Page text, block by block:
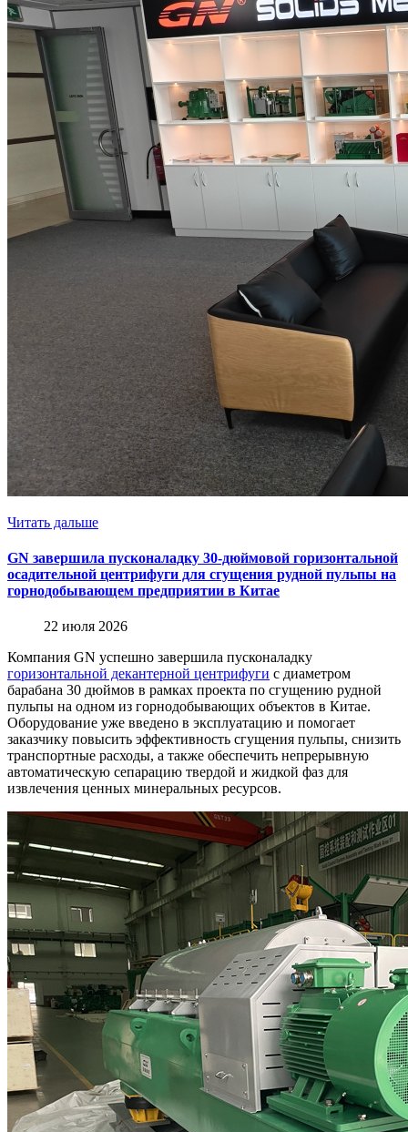
Читать дальше
GN завершила пусконаладку 30-дюймовой горизонтальной
осадительной центрифуги для сгущения рудной пульпы на
горнодобывающем предприятии в Китае
22 июля 2026
Компания GN успешно завершила пусконаладку
горизонтальной декантерной центрифуги с диаметром
барабана 30 дюймов в рамках проекта по сгущению рудной
пульпы на одном из горнодобывающих объектов в Китае.
Оборудование уже введено в эксплуатацию и помогает
заказчику повысить эффективность сгущения пульпы, снизить
транспортные расходы, а также обеспечить непрерывную
автоматическую сепарацию твердой и жидкой фаз для
извлечения ценных минеральных ресурсов.